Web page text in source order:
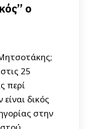
ο
25
περί
δικός
στην